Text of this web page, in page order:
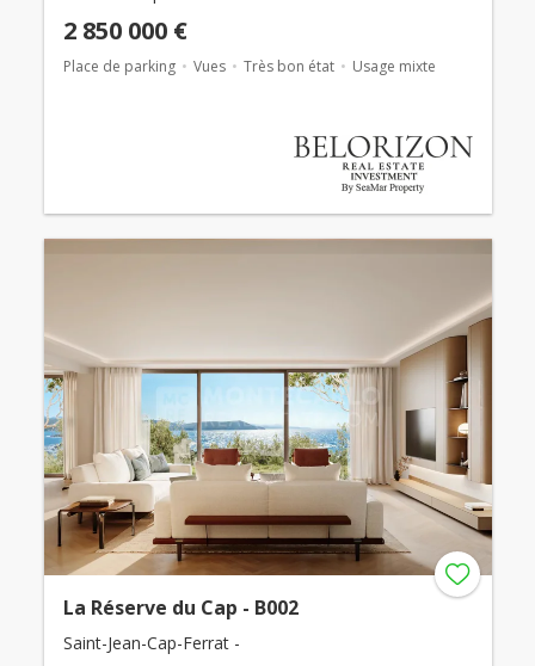
2 850 000 €
Place de parking Vues Très bon état Usage mixte
La Réserve du Cap - B002
Saint-Jean-Cap-Ferrat -